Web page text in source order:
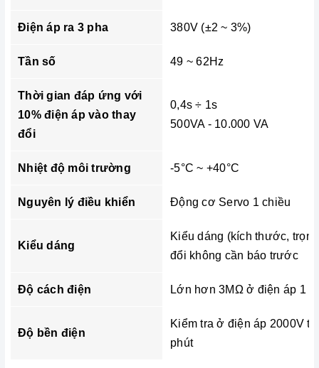
Điện áp ra 3 pha 380V (±2 ~ 3%)
Tần số 49 ~ 62Hz
Thời gian đáp ứng với
10% điện áp vào thay
đổi
0,4s ÷ 1s
500VA - 10.000 VA
Nhiệt độ môi trường -5°C ~ +40°C
Nguyên lý điều khiển Động cơ Servo 1 chiều
Kiểu dáng
Kiểu dáng (kích thước,
đổi không cần báo trước
Độ cách điện Lớn hơn 3MΩ ở điện áp 1
Độ bền điện
Kiểm tra ở điện áp 2000V
phút